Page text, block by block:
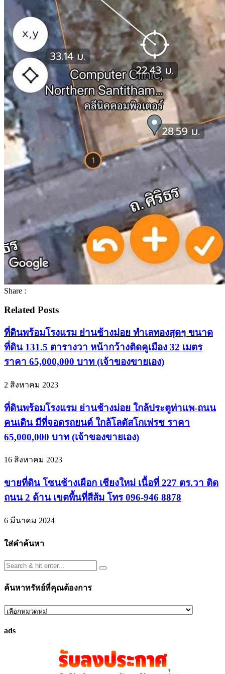
Share :
Related Posts
ที่ดินพร้อมโรงแรม ย่านช้างม่อย ทำเลทองสุดๆ ขนาด
ที่ดิน 131.5 ตารางวา หน้ากว้างติดคูเมือง 32 เมตร
ราคา 65,000,000 บาท (เจ้าของขายเอง)
2 สิงหาคม 2023
ที่ดินพร้อมโรงแรม ย่านช้างม่อย ใกล้ประตูท่าแพ-ถนน
คนเดิน มีที่จอดรถยนต์ ใกล้โลตัสโกเฟรช ราคา
65,000,000 บาท (เจ้าของขายเอง)
16 สิงหาคม 2023
ขายที่ดิน โซนช้างเผือก เชียงใหม่ เนื้อที่ 227 ตร.วา ติด
ถนน 2 ด้าน เขตพื้นที่สีส้ม โทร 096-946 8878
6 มีนาคม 2024
ใส่คำค้นหา
ค้นหาทรัพย์ที่คุณต้องการ
ค้นหา
ที่
ads